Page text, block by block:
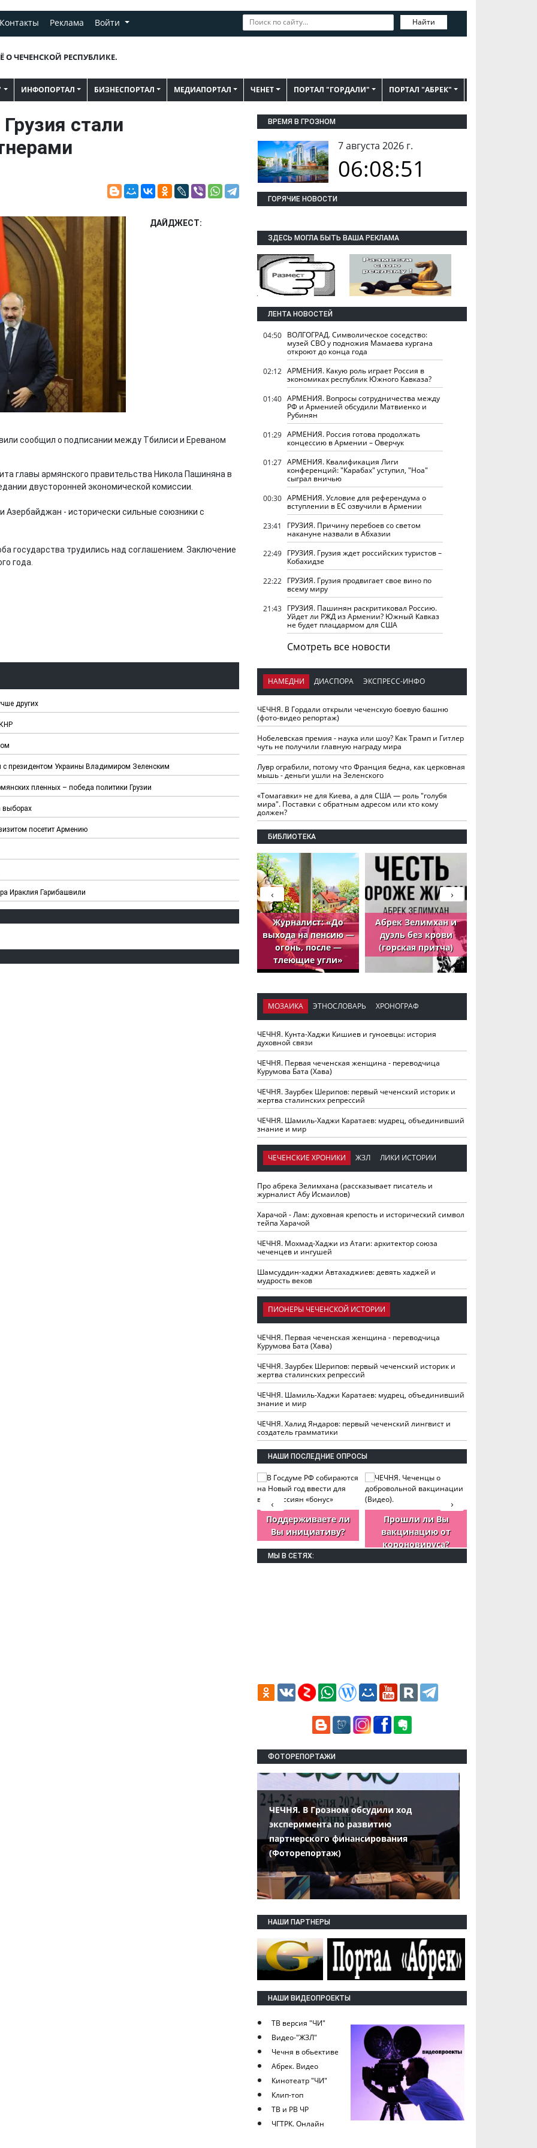
Контакты Реклама Войти Найти
О ЧЕЧЕНСКОЙ РЕСПУБЛИКЕ.
ИНФОПОРТАЛ БИЗНЕСПОРТАЛ МЕДИАПОРТАЛ ЧЕНЕТ ПОРТАЛ "ГОРДАЛИ" ПОРТАЛ "АБРЕК"
стали
ДАЙДЖЕСТ:
сообщил о подписании между Тбилиси и Ереваном
главы армянского правительства Никола Пашиняна в
двусторонней экономической комиссии.
Азербайджан - исторически сильные союзники с
государства трудились над соглашением. Заключение
года.
других
с президентом Украины Владимиром Зеленским
пленных – победа политики Грузии
выборах
посетит Армению
Ираклия Гарибашвили
ВРЕМЯ В ГРОЗНОМ
7 августа 2026 г.
06:08:52
ГОРЯЧИЕ НОВОСТИ
ЗДЕСЬ МОГЛА БЫТЬ ВАША РЕКЛАМА
ЛЕНТА НОВОСТЕЙ
04:50 ВОЛГОГРАД. Символическое соседство:
музей СВО у подножия Мамаева кургана
откроют до конца года
02:12 АРМЕНИЯ. Какую роль играет Россия в
экономиках республик Южного Кавказа?
01:40 АРМЕНИЯ. Вопросы сотрудничества между
РФ и Арменией обсудили Матвиенко и
Рубинян
01:29 АРМЕНИЯ. Россия готова продолжать
концессию в Армении – Оверчук
01:27 АРМЕНИЯ. Квалификация Лиги
конференций: "Карабах" уступил, "Ноа"
сыграл вничью
00:30 АРМЕНИЯ. Условие для референдума о
вступлении в ЕС озвучили в Армении
23:41
ГРУЗИЯ. Причину перебоев со светом
накануне назвали в Абхазии
22:49 ГРУЗИЯ. Грузия ждет российских туристов –
Кобахидзе
22:22 ГРУЗИЯ. Грузия продвигает свое вино по
всему миру
21:43 ГРУЗИЯ. Пашинян раскритиковал Россию.
Уйдет ли РЖД из Армении? Южный Кавказ
не будет плацдармом для США
Смотреть все новости
НАМЕДНИ ДИАСПОРА ЭКСПРЕСС-ИНФО
ЧЕЧНЯ. В Гордали открыли чеченскую боевую башню
(фото-видео репортаж)
Нобелевская премия - наука или шоу? Как Трамп и Гитлер
чуть не получили главную награду мира
Лувр ограбили, потому что Франция бедна, как церковная
мышь - деньги ушли на Зеленского
«Томагавки» не для Киева, а для США — роль "голубя
мира". Поставки с обратным адресом или кто кому
должен?
БИБЛИОТЕКА
ЧЕЧНЯ. Обарг Варин
ЧЕЧНЯ. Хьаьжин
Журналист: «До
выхода на пенсию —
огонь, после —
тлеющие угли»
Абрек Зелимхан и
дуэль без крови
(горская притча)
›
‹
МОЗАИКА ЭТНОСЛОВАРЬ ХРОНОГРАФ
ЧЕЧНЯ. Кунта-Хаджи Кишиев и гуноевцы: история
духовной связи
ЧЕЧНЯ. Первая чеченская женщина - переводчица
Курумова Бата (Хава)
ЧЕЧНЯ. Заурбек Шерипов: первый чеченский историк и
жертва сталинских репрессий
ЧЕЧНЯ. Шамиль-Хаджи Каратаев: мудрец, объединивший
знание и мир
ЧЕЧЕНСКИЕ ХРОНИКИ ЖЗЛ ЛИКИ ИСТОРИИ
Про абрека Зелимхана (рассказывает писатель и
журналист Абу Исмаилов)
Харачой - Лам: духовная крепость и исторический символ
тейпа Харачой
ЧЕЧНЯ. Мохмад-Хаджи из Атаги: архитектор союза
чеченцев и ингушей
Шамсуддин-хаджи Автахаджиев: девять хаджей и
мудрость веков
ПИОНЕРЫ ЧЕЧЕНСКОЙ ИСТОРИИ
ЧЕЧНЯ. Первая чеченская женщина - переводчица
Курумова Бата (Хава)
ЧЕЧНЯ. Заурбек Шерипов: первый чеченский историк и
жертва сталинских репрессий
ЧЕЧНЯ. Шамиль-Хаджи Каратаев: мудрец, объединивший
знание и мир
ЧЕЧНЯ. Халид Яндаров: первый чеченский лингвист и
создатель грамматики
НАШИ ПОСЛЕДНИЕ ОПРОСЫ
Поддерживаете ли
Вы инициативу?
Прошли ли Вы
вакцинацию от
короновируса?
›
‹
МЫ В СЕТЯХ:
ФОТОРЕПОРТАЖИ
ЧЕЧНЯ. В Грозном обсудили ход
эксперимента по развитию
партнерского финансирования
(Фоторепортаж)
НАШИ ПАРТНЕРЫ
НАШИ ВИДЕОПРОЕКТЫ
ТВ версия "ЧИ"
Видео-"ЖЗЛ"
Чечня в обьективе
Абрек. Видео
Кинотеатр "ЧИ"
Клип-топ
ТВ и РВ ЧР
ЧГТРК. Онлайн